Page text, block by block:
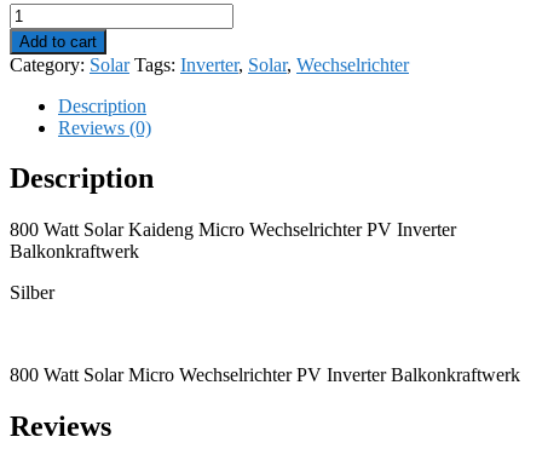
800
Watt
Solar
Micro
Wechselrichter
Inverter
Balkonkraftwerk
quantity
Add to cart
Category: Solar Tags: Inverter, Solar, Wechselrichter
Description
Reviews (0)
Description
800 Watt Solar Kaideng Micro Wechselrichter PV Inverter
Balkonkraftwerk
Silber
800 Watt Solar Micro Wechselrichter PV Inverter Balkonkraftwerk
Reviews